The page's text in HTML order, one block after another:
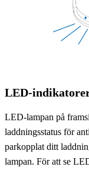
LED-
LED-lampan på
laddningsstatus för
parkopplat ditt
lampan. För att se